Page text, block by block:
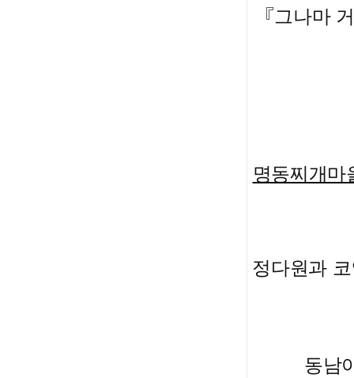
『그나마
명동찌개
정다원과
동남